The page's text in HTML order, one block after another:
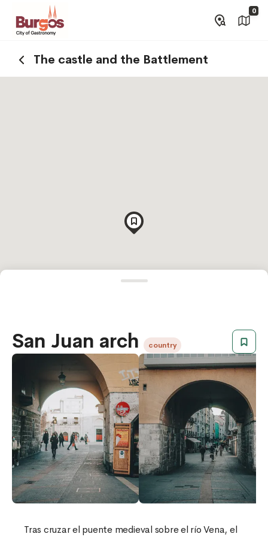
0
The castle and the Battlement
San Juan arch country
Tras cruzar el puente medieval sobre el río Vena, el